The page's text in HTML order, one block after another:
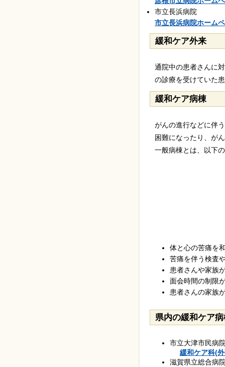
市立長浜病院
市立長浜病院ホーム
緩和ケア外来
通院中の患者さんに
の診療を受けていた
緩和ケア病棟
がんの進行などに伴
困難になったり、が
一般病棟とは、以下
体と心の苦痛を
苦痛を伴う検査
患者さんや家族
面会時間の制限
患者さんの家族
県内の緩和ケア
市立大津市民病
緩和ケア科(
滋賀県立総合病